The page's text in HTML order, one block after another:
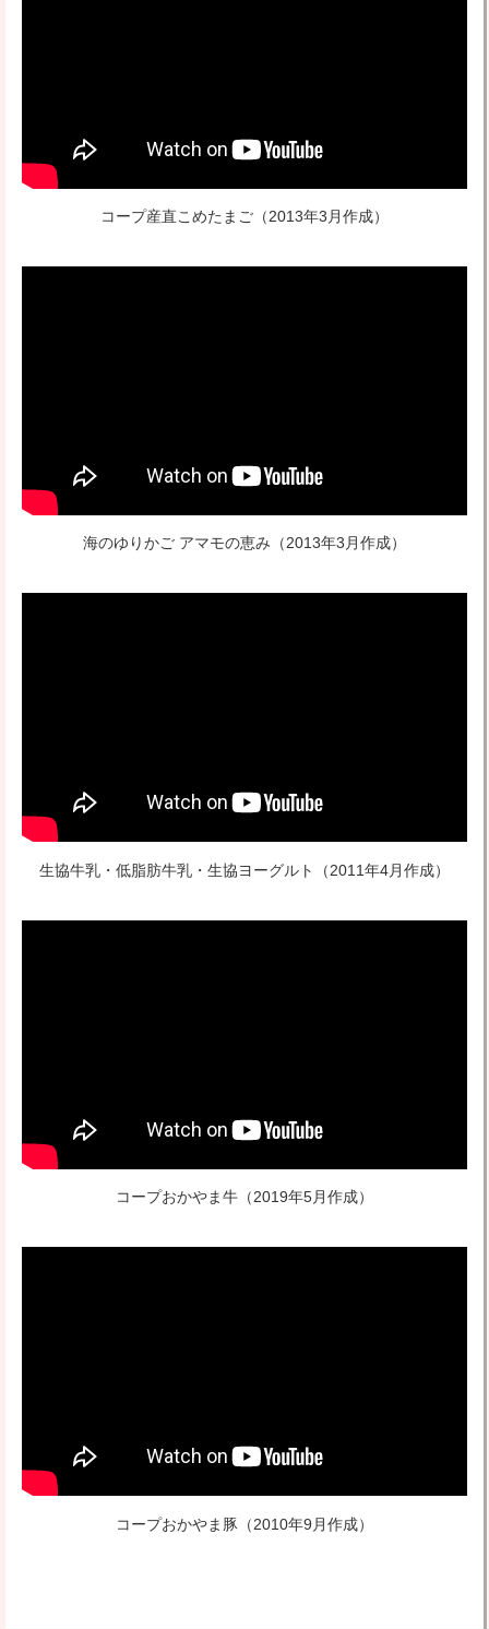
コープ産直こめたまご （2013年3月作成）
海のゆりかご アマモの恵み （2013年3月作成）
生協牛乳・低脂肪牛乳・生協ヨーグルト （2011年4月作成）
コープおかやま牛 （2019年5月作成）
コープおかやま豚 （2010年9月作成）